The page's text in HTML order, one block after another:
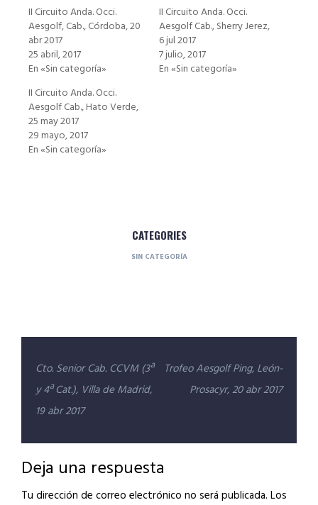
II Circuito Anda. Occi.
Aesgolf, Cab., Córdoba, 20
abr 2017
25 abril, 2017
En «Sin categoría»
II Circuito Anda. Occi.
Aesgolf Cab., Sherry Jerez,
6 jul 2017
7 julio, 2017
En «Sin categoría»
II Circuito Anda. Occi.
Aesgolf Cab., Hato Verde,
25 may 2017
29 mayo, 2017
En «Sin categoría»
CATEGORIES
SIN CATEGORÍA
Navegación
de
entradas
Cto. Senior Cab. CCVM (3ª
y 4ª Cat.), Villa de Madrid,
19 abr 2017
Trofeo Aesgolf Ping, León-
Prosacyr, 20 abr 2017
Deja una respuesta
Tu dirección de correo electrónico no será publicada. Los